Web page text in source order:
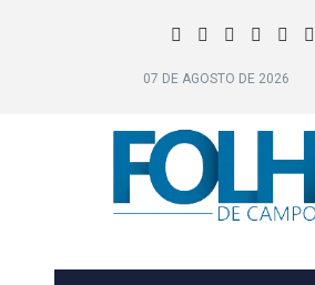
07 DE AGOSTO DE 2026